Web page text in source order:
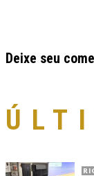
Deixe seu